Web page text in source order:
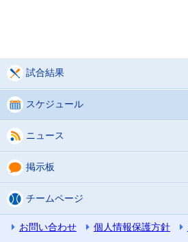
試合結果
スケジュール
ニュース
掲示板
チームページ
お問い合わせ 個人情報保護方針